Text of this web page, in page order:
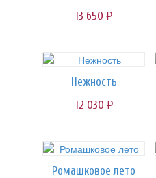
13 650 руб.
Нежность
12 030 руб.
Ромашковое лето